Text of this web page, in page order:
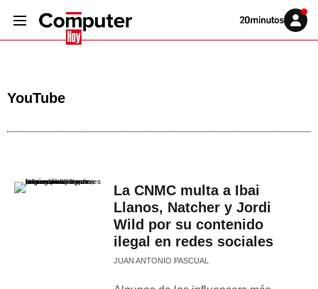
Volver
Iniciar
sesión
YouTube
La CNMC multa a Ibai
Llanos, Natcher y Jordi
Wild por su contenido
ilegal en redes sociales
JUAN ANTONIO PASCUAL